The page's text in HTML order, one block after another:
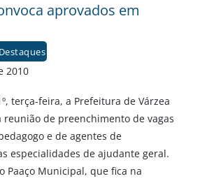
aprovados em
2010
terça-feira, a Prefeitura de Várzea
reunião de preenchimento de vagas
e de agentes de
especialidades de ajudante geral.
Paaço Municipal, que fica na